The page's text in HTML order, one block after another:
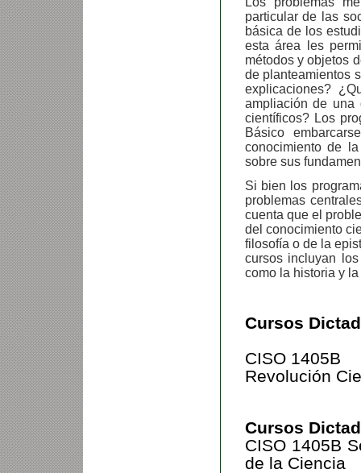
particular de las
básica de los
esta área les
métodos y objetos
de planteamientos
explicaciones?
ampliación de una
científicos? Los
Básico
conocimiento de
sobre sus
Si bien los
problemas
cuenta que el
del conocimiento
filosofía o de la
cursos incluyan
como la historia y
Cursos
CISO 1405B
Revolución
Cursos
CISO 1405B
de la Ciencia